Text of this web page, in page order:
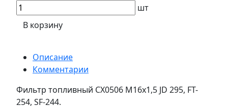
шт
В корзину
Описание
Комментарии
Фильтр топливный CX0506 М16х1,5 JD 295, FT-
254, SF-244.